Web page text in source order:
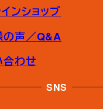
ンショップ
の声／Q&A
合わせ
SNS